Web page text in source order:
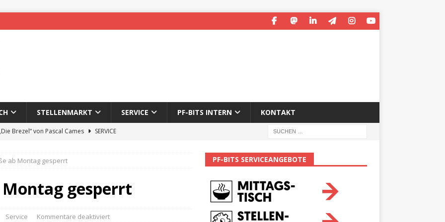
STELLENMARKT SERVICE PF-BITS INTERN KONTAKT
Brezel“ von Pascal Cames
SERVICE
des 65. Fasnetsumzugs Dillweißenstein
PF-BITS INTERN
Der Mann hinter PF-Bits lebt nicht mehr
ab Montag gesperrt
gesperrt
Service Kommentare deaktiviert
PF-BITS SERVICEANGEBOTE